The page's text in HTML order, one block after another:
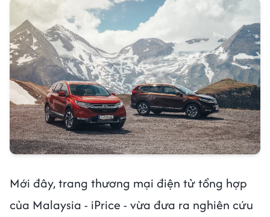
Mới đây, trang thương mại điện tử tổng hợp
của Malaysia - iPrice - vừa đưa ra nghiên cứu